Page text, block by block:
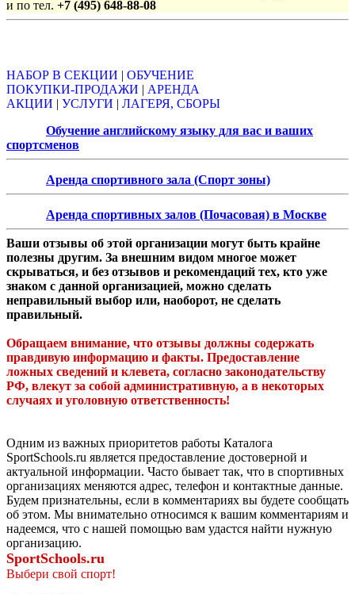
и по тел. +7 (495) 648-88-08
НАБОР В СЕКЦИИ | ОБУЧЕНИЕ
ПОКУПКИ-ПРОДАЖИ | АРЕНДА
АКЦИИ | УСЛУГИ | ЛАГЕРЯ, СБОРЫ
Обучение английскому языку для вас и ваших
спортсменов
Аренда спортивного зала (Спорт зоны)
Аренда спортивных залов (Почасовая) в Москве
Ваши отзывы об этой организации могут быть крайне
полезны другим. За внешним видом многое может
скрываться, и без отзывов и рекомендаций тех, кто уже
знаком с данной организацией, можно сделать
неправильный выбор или, наоборот, не сделать
правильный.
Обращаем внимание, что отзывы должны содержать
правдивую информацию и факты. Предоставление
ложных сведений и клевета, согласно законодательству
РФ, влекут за собой административную, а в некоторых
случаях и уголовную ответственность!
Одним из важных приоритетов работы Каталога
SportSchools.ru является предоставление достоверной и
актуальной информации. Часто бывает так, что в спортивных
организациях меняются адрес, телефон и контактные данные.
Будем признательны, если в комментариях вы будете сообщать
об этом. Мы внимательно относимся к вашим комментариям и
надеемся, что с нашей помощью вам удастся найти нужную
организацию.
SportSchools.ru
Выбери свой спорт!